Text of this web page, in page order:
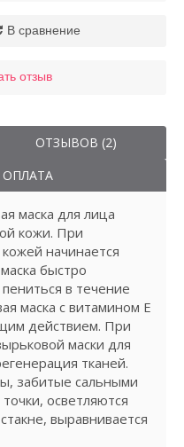
В сравнение
отзыв
ОТЗЫВОВ (2)
маска для лица
кожи. При
начинается
быстро
в течение
маска с витамином Е
действием. При
маски для
тканей.
забитые сальными
осветляются
выравнивается